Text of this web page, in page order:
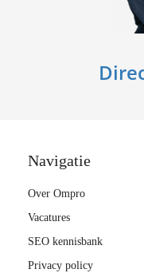
Navigatie
Over Ompro
Vacatures
SEO kennisbank
Privacy policy